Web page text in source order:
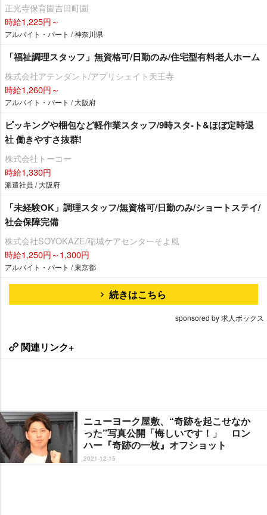
正光寺保育園吉田町園
時給1,225円～
アルバイト・パート / 神奈川県
「福祉調理スタッフ」無資格可/日勤のみ/住宅型有料老人ホーム
株式会社アテンダント/アプリシェイト天王寺
時給1,260円～
アルバイト・パート / 大阪府
ピッキングや梱包など軽作業スタッフ/9時スタ-ト&ほぼ定時退
社 働きやすさ抜群!
株式会社トーコー
時給1,330円
派遣社員 / 大阪府
「未経験OK」調理スタッフ/無資格可/日勤のみ/ショートステイ/
社会保障完備
株式会社SOYOKAZE/稲城ケアセンターそよ風
時給1,250円～1,300円
アルバイト・パート / 東京都
続きはこちら
sponsored by 求人ボックス
関連リンク+
ニューヨーク屋敷、“奇跡を起こせなか
った”写真公開「悔しいです！」 ロン
ハー『奇跡の一枚』オフショット
2021-12-15